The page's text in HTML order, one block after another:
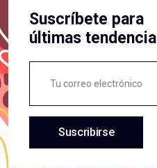
Suscríbete para
últimas
Suscribirse